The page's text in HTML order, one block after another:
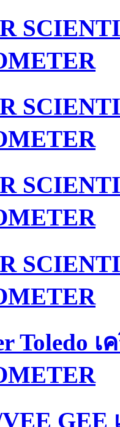
Toledo
VEE